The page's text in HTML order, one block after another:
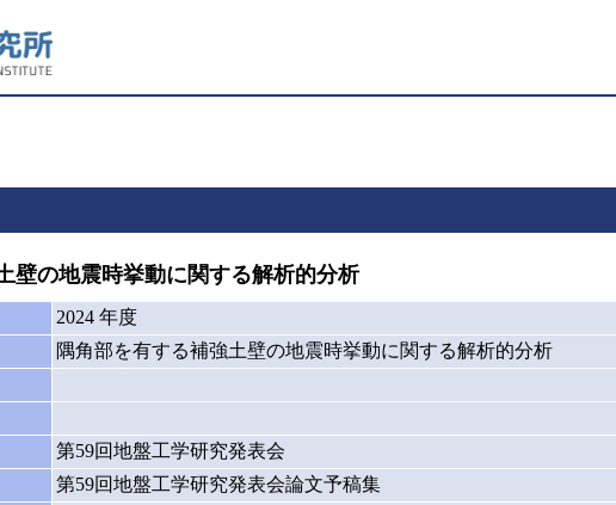
の地震時挙動に関する解析的分析
2024 年度
隅角部を有する補強土壁の地震時挙動に関する解析的分析
第59回地盤工学研究発表会
第59回地盤工学研究発表会論文予稿集